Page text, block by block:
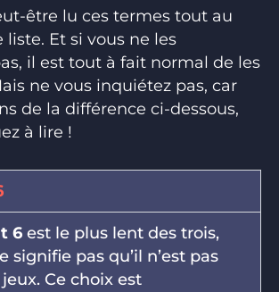
être lu ces termes tout au
Et si vous ne les
il est tout à fait normal de les
ne vous inquiétez pas, car
de la différence ci-dessous,
à lire !
6 est le plus lent des trois,
signifie pas qu’il n’est pas
Ce choix est